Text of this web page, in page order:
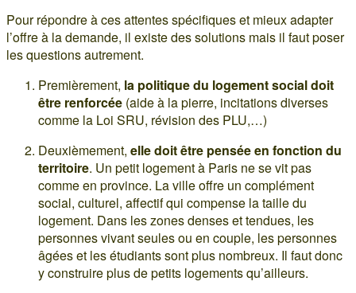
Pour répondre à ces attentes spécifiques et mieux adapter
l’offre à la demande, il existe des solutions mais il faut poser
les questions autrement.
Premièrement, la politique du logement social doit
être renforcée (aide à la pierre, incitations diverses
comme la Loi SRU, révision des PLU,…)
Deuxièmement, elle doit être pensée en fonction du
territoire. Un petit logement à Paris ne se vit pas
comme en province. La ville offre un complément
social, culturel, affectif qui compense la taille du
logement. Dans les zones denses et tendues, les
personnes vivant seules ou en couple, les personnes
âgées et les étudiants sont plus nombreux. Il faut donc
y construire plus de petits logements qu’ailleurs.